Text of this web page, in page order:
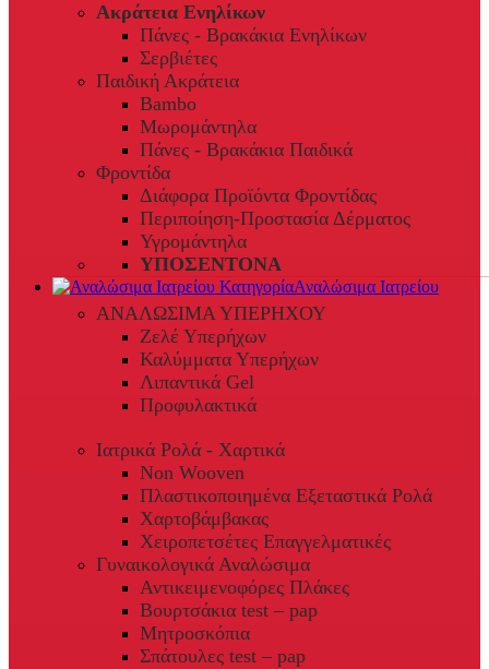
Ακράτεια Ενηλίκων
Πάνες - Βρακάκια Ενηλίκων
Σερβιέτες
Παιδική Ακράτεια
Bambo
Μωρομάντηλα
Πάνες - Βρακάκια Παιδικά
Φροντίδα
Διάφορα Προϊόντα Φροντίδας
Περιποίηση-Προστασία Δέρματος
Υγρομάντηλα
ΥΠΟΣΕΝΤΟΝΑ
Αναλώσιμα Ιατρείου
ΑΝΑΛΩΣΙΜΑ ΥΠΕΡΗΧΟΥ
Ζελέ Υπερήχων
Καλύμματα Υπερήχων
Λιπαντικά Gel
Προφυλακτικά
Ιατρικά Ρολά - Χαρτικά
Non Wooven
Πλαστικοποιημένα Εξεταστικά Ρολά
Χαρτοβάμβακας
Χειροπετσέτες Επαγγελματικές
Γυναικολογικά Αναλώσιμα
Αντικειμενοφόρες Πλάκες
Βουρτσάκια test – pap
Μητροσκόπια
Σπάτουλες test – pap